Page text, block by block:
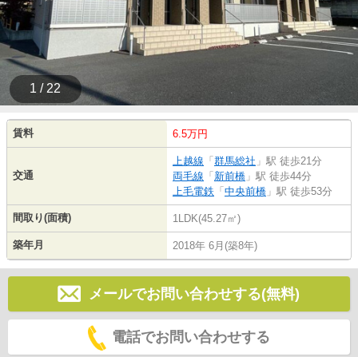
1 / 22
賃料 6.5万円
交通
上越線 「 群馬総社 」駅 徒歩21分
両毛線 「 新前橋 」駅 徒歩44分
上毛電鉄 「 中央前橋 」駅 徒歩53分
間取り(面積) 1LDK(45.27㎡)
築年月 2018年 6月(築8年)
メールでお問い合わせする(無料)
電話でお問い合わせする